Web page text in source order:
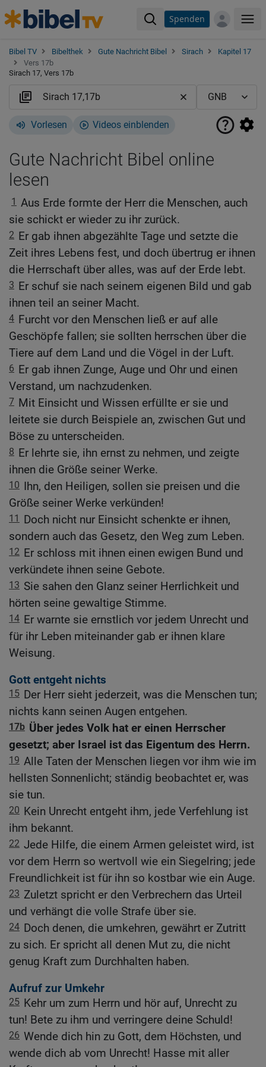
Spenden
Bibel TV Bibelthek Gute Nachricht Bibel Sirach
Kapitel 17
Vers 17b
Sirach 17, Vers 17b
Vorlesen Videos einblenden
Gute Nachricht Bibel online
lesen
1 Aus Erde formte der Herr die Menschen, auch
sie schickt er wieder zu ihr zurück.
2 Er gab ihnen abgezählte Tage und setzte die
Zeit ihres Lebens fest, und doch übertrug er ihnen
die Herrschaft über alles, was auf der Erde lebt.
3 Er schuf sie nach seinem eigenen Bild und gab
ihnen teil an seiner Macht.
4 Furcht vor den Menschen ließ er auf alle
Geschöpfe fallen; sie sollten herrschen über die
Tiere auf dem Land und die Vögel in der Luft.
6 Er gab ihnen Zunge, Auge und Ohr und einen
Verstand, um nachzudenken.
7 Mit Einsicht und Wissen erfüllte er sie und
leitete sie durch Beispiele an, zwischen Gut und
Böse zu unterscheiden.
8 Er lehrte sie, ihn ernst zu nehmen, und zeigte
ihnen die Größe seiner Werke.
10 Ihn, den Heiligen, sollen sie preisen und die
Größe seiner Werke verkünden!
11 Doch nicht nur Einsicht schenkte er ihnen,
sondern auch das Gesetz, den Weg zum Leben.
12 Er schloss mit ihnen einen ewigen Bund und
verkündete ihnen seine Gebote.
13 Sie sahen den Glanz seiner Herrlichkeit und
hörten seine gewaltige Stimme.
14 Er warnte sie ernstlich vor jedem Unrecht und
für ihr Leben miteinander gab er ihnen klare
Weisung.
Gott entgeht nichts
15 Der Herr sieht jederzeit, was die Menschen tun;
nichts kann seinen Augen entgehen.
17b Über jedes Volk hat er einen Herrscher
gesetzt; aber Israel ist das Eigentum des Herrn.
19 Alle Taten der Menschen liegen vor ihm wie im
hellsten Sonnenlicht; ständig beobachtet er, was
sie tun.
20 Kein Unrecht entgeht ihm, jede Verfehlung ist
ihm bekannt.
22 Jede Hilfe, die einem Armen geleistet wird, ist
vor dem Herrn so wertvoll wie ein Siegelring; jede
Freundlichkeit ist für ihn so kostbar wie ein Auge.
23 Zuletzt spricht er den Verbrechern das Urteil
und verhängt die volle Strafe über sie.
24 Doch denen, die umkehren, gewährt er Zutritt
zu sich. Er spricht all denen Mut zu, die nicht
genug Kraft zum Durchhalten haben.
Aufruf zur Umkehr
25 Kehr um zum Herrn und hör auf, Unrecht zu
tun! Bete zu ihm und verringere deine Schuld!
26 Wende dich hin zu Gott, dem Höchsten, und
wende dich ab vom Unrecht! Hasse mit aller